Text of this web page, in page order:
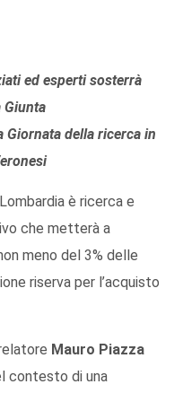
ed esperti sosterrà
Giunta
Giornata della ricerca in
è ricerca e
che metterà a
meno del 3% delle
riserva per l’acquisto
Mauro Piazza
contesto di una